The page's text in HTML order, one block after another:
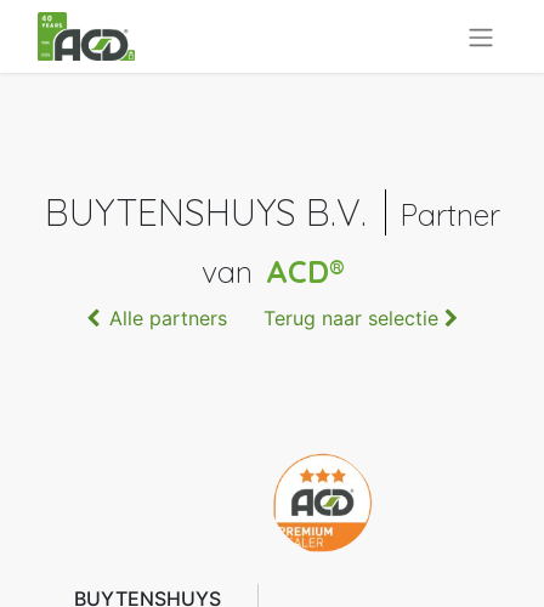
BUYTENSHUYS B.V.
Partner
van ACD®
Alle partners Terug naar selectie
BUYTENSHUYS